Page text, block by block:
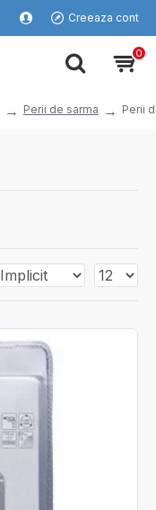
Creeaza cont
0
Perii de sarma Perii